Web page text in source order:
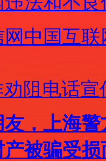
中国互
劝阻电话宣
，上海
被骗受